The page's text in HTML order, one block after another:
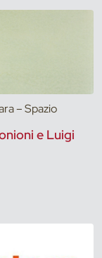
– Spazio
e Luigi